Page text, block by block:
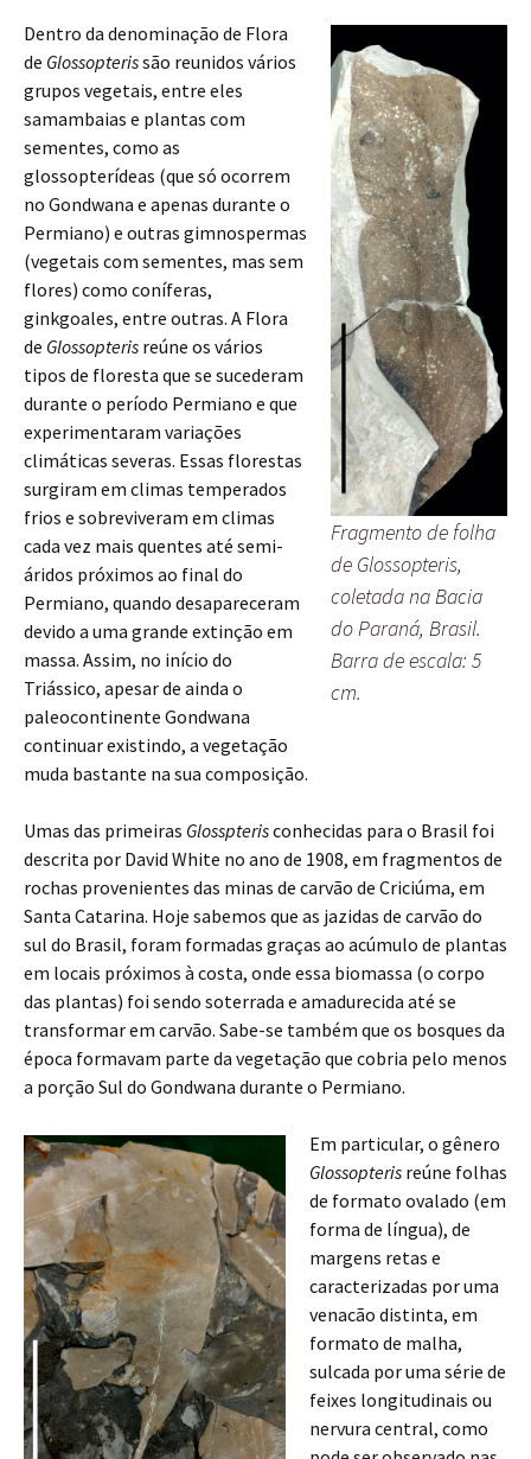
Fragmento de folha
de Glossopteris,
coletada na Bacia
do Paraná, Brasil.
Barra de escala: 5
cm.
Dentro da denominação de Flora
de Glossopterissão reunidos vários
grupos vegetais, entre eles
samambaias e plantas com
sementes, como as
glossopterídeas (que só ocorrem
no Gondwana e apenas durante o
Permiano) e outras gimnospermas
(vegetais com sementes, mas sem
flores) como coníferas,
ginkgoales, entre outras. A Flora
de Glossopteris reúne os vários
tipos de floresta que se sucederam
durante o período Permiano e que
experimentaram variações
climáticas severas. Essas florestas
surgiram em climas temperados
frios e sobreviveram em climas
cada vez mais quentes até semi-
áridos próximos ao final do
Permiano, quando desapareceram
devido a uma grande extinção em
massa. Assim, no início do
Triássico, apesar de ainda o
paleocontinente Gondwana
continuar existindo, a vegetação
muda bastante na sua composição.
Umas das primeiras Glosspterisconhecidas para o Brasil foi
descrita por David White no ano de 1908, em fragmentos de
rochas provenientes das minas de carvão de Criciúma, em
Santa Catarina. Hoje sabemos que as jazidas de carvão do
sul do Brasil, foram formadas graças ao acúmulo de plantas
em locais próximos à costa, onde essa biomassa (o corpo
das plantas) foi sendo soterrada e amadurecida até se
transformar em carvão. Sabe-se também que os bosques da
época formavam parte da vegetação que cobria pelo menos
a porção Sul do Gondwana durante o Permiano.
Em particular, o gênero
Glossopteris reúne folhas
de formato ovalado (em
forma de língua), de
margens retas e
caracterizadas por uma
venacão distinta, em
formato de malha,
sulcada por uma série de
feixes longitudinais ou
nervura central, como